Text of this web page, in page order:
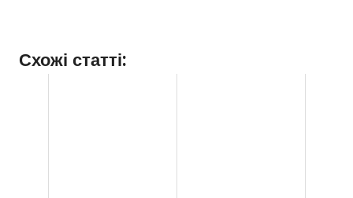
Схожі статті: